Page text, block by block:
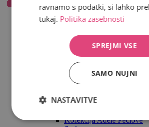
Vse v kategoriji Nakit
Zapestnice
Kolekcija Adéle Pečlové
ravnamo s podatki, si lahko
tukaj. Politika zasebnosti
SPREJMI VSE
SAMO NUJNI
NASTAVITVE